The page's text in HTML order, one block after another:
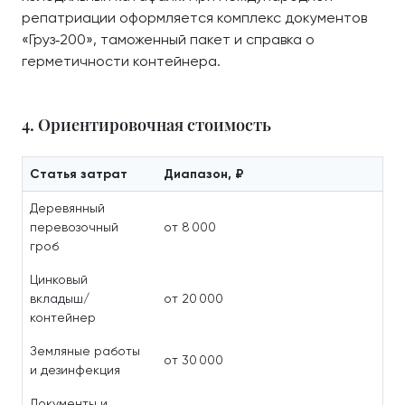
репатриации оформляется комплекс документов
«Груз‑200», таможенный пакет и справка о
герметичности контейнера.
4. Ориентировочная стоимость
Статья затрат Диапазон, ₽
Деревянный
перевозочный
гроб
от 8 000
Цинковый
вкладыш/
контейнер
от 20 000
Земляные работы
и дезинфекция
от 30 000